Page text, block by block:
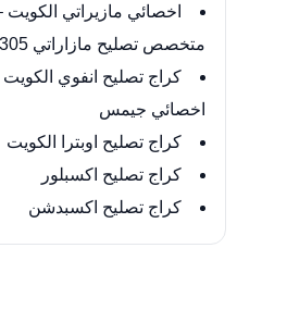
اخصائي مازيراتي الكويت
متخصص تصليح مازاراتي 66633305
اخصائي جيمس
كراج تصليح اوبترا الكويت
كراج تصليح اكسبلور
كراج تصليح اكسبدشن